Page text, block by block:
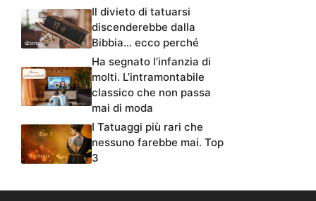
Il divieto di tatuarsi
discenderebbe dalla
Bibbia… ecco perché
Ha segnato l’infanzia di
molti. L’intramontabile
classico che non passa
mai di moda
I Tatuaggi più rari che
nessuno farebbe mai. Top
3